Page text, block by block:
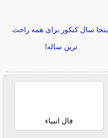
اینجا سال کنکور برای همه راحت
ترین ساله!
فال انبیاء